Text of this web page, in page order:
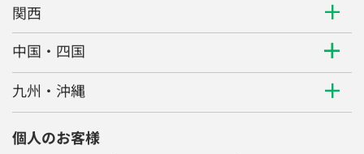
関西
中国・四国
九州・沖縄
個人のお客様